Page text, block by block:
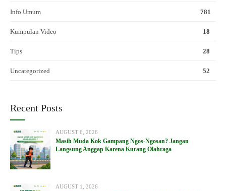
Info Umum 781
Kumpulan Video 18
Tips 28
Uncategorized 52
Recent Posts
AUGUST 6, 2026
Masih Muda Kok Gampang Ngos-Ngosan? Jangan
Langsung Anggap Karena Kurang Olahraga
AUGUST 1, 2026